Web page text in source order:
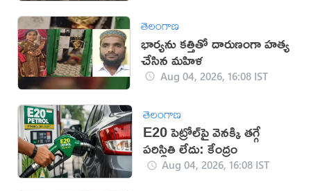
తెలంగాణ
భార్యను కత్తితో దారుణంగా హత్య
చేసిన మహిళ
Aug 04, 2026, 16:08 IST
తెలంగాణ
E20 పెట్రోల్‌పై వెనక్కి తగ్గే
పరిస్థితి లేదు: కేంద్రం
Aug 04, 2026, 16:08 IST